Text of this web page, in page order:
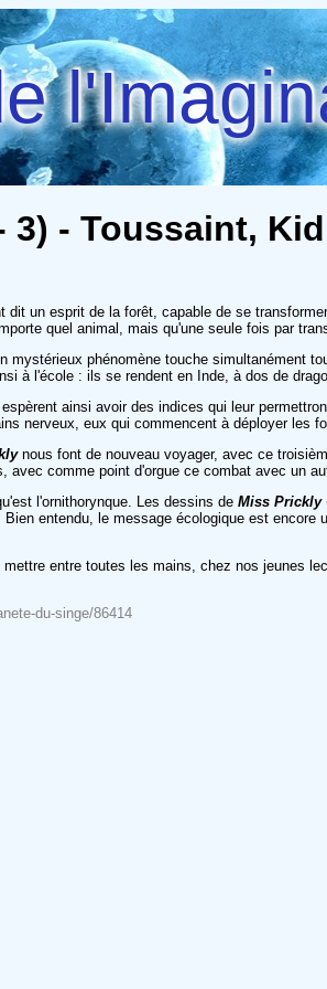
- Toussaint,
un esprit de la forêt, capable de se
quel animal, mais qu'une seule fois par
phénomène touche simultanément
l'école : ils se rendent en Inde, à dos de
ainsi avoir des indices qui leur
nerveux, eux qui commencent à déployer les
nous font de nouveau voyager, avec ce
comme point d'orgue ce combat avec un
l'ornithorynque. Les dessins de Miss Prickly
entendu, le message écologique est
entre toutes les mains, chez nos jeunes
du-singe/86414